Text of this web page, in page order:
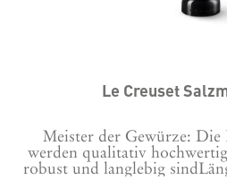
Le Creuset
Meister der Gewürze:
werden qualitativ
robust und langlebig